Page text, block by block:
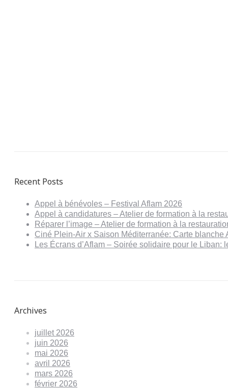
Recent Posts
Appel à bénévoles – Festival Aflam 2026
Appel à candidatures – Atelier de formation à la
Réparer l’image – Atelier de formation à la
Ciné Plein-Air x Saison Méditerranée: Carte blanche
Les Écrans d’Aflam – Soirée solidaire pour le
Archives
juillet 2026
juin 2026
mai 2026
avril 2026
mars 2026
février 2026